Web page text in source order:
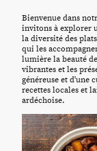
Bienvenue dans
invitons à explorer
la diversité des
qui les
lumière la beauté
vibrantes et les
généreuse et d'une
recettes locales et
ardéchoise.